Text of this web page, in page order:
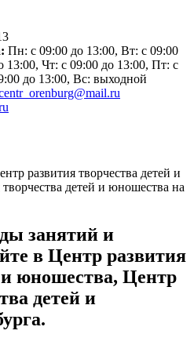
Пн: с 09:00 до 13:00, Вт: с 09:00
13:00, Чт: с 09:00 до 13:00, Пт: с
до 13:00, Вс: выходной
развития творчества детей и
детей и юношества на
занятий и
в Центр развития
и юношества, Центр
детей и